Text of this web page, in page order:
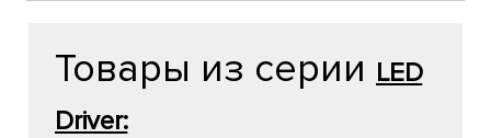
Товары из серии LED
Driver: